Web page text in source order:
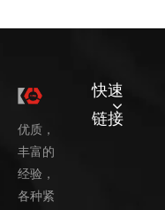
优质，
丰富的
经验，
各种紧
快速
链接